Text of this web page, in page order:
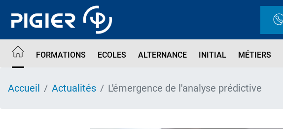
contenu
FORMATIONS ECOLES ALTERNANCE INITIAL MÉTIERS
Accueil Actualités L'émergence de l'analyse prédictive